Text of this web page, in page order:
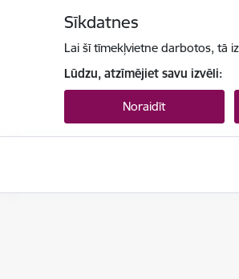
Sīkdatnes
Lai šī tīmekļvietne darbotos, tā
Lūdzu, atzīmējiet savu izvēli:
Noraidīt